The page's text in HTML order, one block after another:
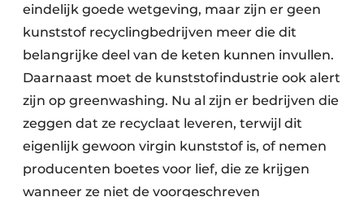
eindelijk goede wetgeving, maar zijn er geen
kunststof recyclingbedrijven meer die dit
belangrijke deel van de keten kunnen invullen.
Daarnaast moet de kunststofindustrie ook alert
zijn op greenwashing. Nu al zijn er bedrijven die
zeggen dat ze recyclaat leveren, terwijl dit
eigenlijk gewoon virgin kunststof is, of nemen
producenten boetes voor lief, die ze krijgen
wanneer ze niet de voorgeschreven